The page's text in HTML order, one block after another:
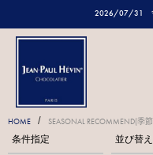
2026/07/31
HOME / SEASONAL RECOMMEND(季
条件指定 並び替え